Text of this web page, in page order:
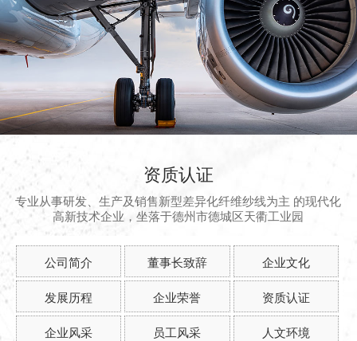
资质认证
专业从事研发、生产及销售新型差异化纤维纱线为主 的现代化
高新技术企业，坐落于德州市德城区天衢工业园
公司简介 董事长致辞 企业文化
发展历程 企业荣誉 资质认证
企业风采 员工风采 人文环境